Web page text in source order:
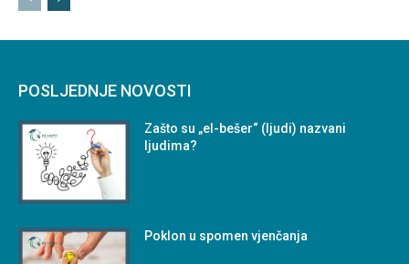
POSLJEDNJE NOVOSTI
Zašto su „el-bešer“ (ljudi) nazvani
ljudima?
Poklon u spomen vjenčanja